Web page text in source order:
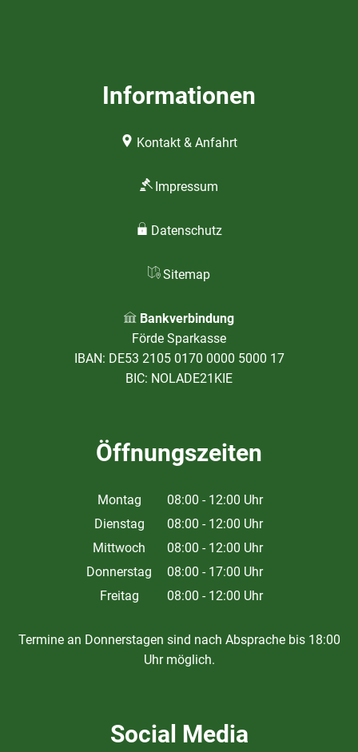
Informationen
Kontakt & Anfahrt
Impressum
Datenschutz
Sitemap
Bankverbindung
Förde Sparkasse
IBAN: DE53 2105 0170 0000 5000 17
BIC: NOLADE21KIE
Öffnungszeiten
Montag 08:00 - 12:00 Uhr
Von 08:00 bis 12:00 Uhr
Dienstag 08:00 - 12:00 Uhr
Von 08:00 bis 12:00 Uhr
Mittwoch 08:00 - 12:00 Uhr
Von 08:00 bis 12:00 Uhr
Donnerstag 08:00 - 17:00 Uhr
Von 08:00 bis 17:00 Uhr
Freitag 08:00 - 12:00 Uhr
Termine an Donnerstagen sind nach Absprache bis 18:00
Uhr möglich.
Social Media